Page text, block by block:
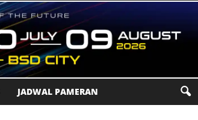
JADWAL PAMERAN